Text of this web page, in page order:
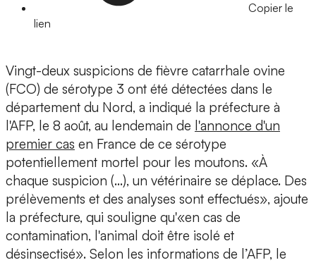
Copier le
lien
Vingt-deux suspicions de fièvre catarrhale ovine
(FCO) de sérotype 3 ont été détectées dans le
département du Nord, a indiqué la préfecture à
l'AFP, le 8 août, au lendemain de l'annonce d'un
premier cas en France de ce sérotype
potentiellement mortel pour les moutons. «À
chaque suspicion (...), un vétérinaire se déplace. Des
prélèvements et des analyses sont effectués», ajoute
la préfecture, qui souligne qu'«en cas de
contamination, l'animal doit être isolé et
désinsectisé». Selon les informations de l’AFP, le